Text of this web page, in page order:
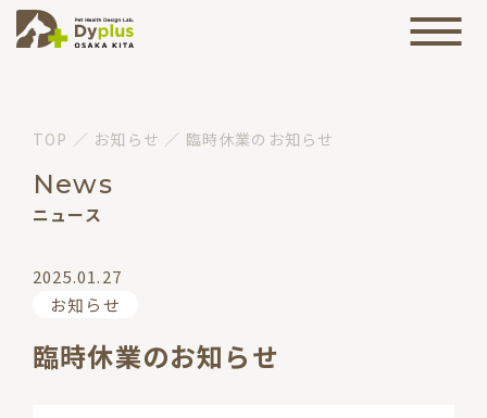
TOP ／ お知らせ ／ 臨時休業のお知らせ
News
ニュース
2025.01.27
お知らせ
臨時休業のお知らせ